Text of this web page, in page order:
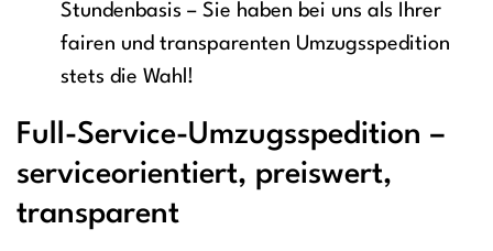
Stundenbasis – Sie haben bei uns als Ihrer
fairen und transparenten Umzugsspedition
stets die Wahl!
Full-Service-Umzugsspedition –
serviceorientiert, preiswert,
transparent